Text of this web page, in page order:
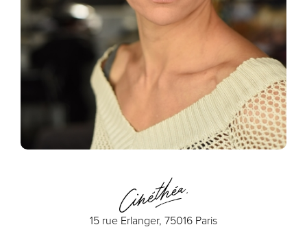
15 rue Erlanger, 75016 Paris